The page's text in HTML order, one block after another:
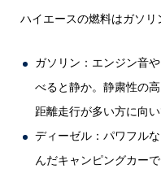
ハイエースの燃料はガソリ
ガソリン：エンジン音
べると静か。静粛性の
距離走行が多い方に向い
ディーゼル：パワフル
んだキャンピングカー